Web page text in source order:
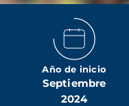
Año de inicio
Septiembre
2024